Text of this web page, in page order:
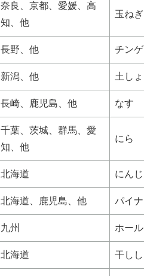
奈良、京都、愛媛、高
知、他
玉ねぎ
長野、他 チン
新潟、他 土し
長崎、鹿児島、他 なす
千葉、茨城、群馬、愛
知、他
にら
北海道 にん
北海道、鹿児島、他 パイ
九州 ホー
北海道 干し